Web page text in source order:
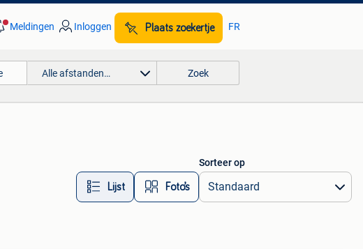
Meldingen Inloggen Plaats zoekertje FR
Alle afstanden… Zoek
Lijst Foto’s
Sorteer op